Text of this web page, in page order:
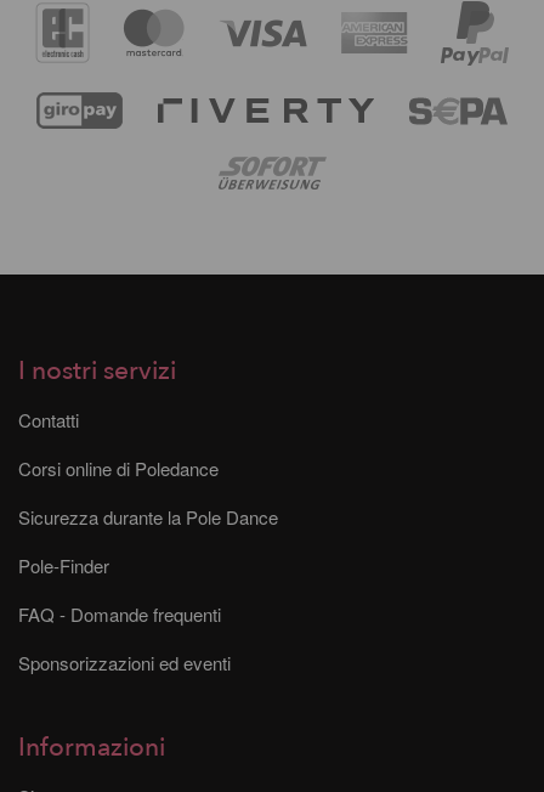
I nostri servizi
Contatti
Corsi online di Poledance
Sicurezza durante la Pole Dance
Pole-Finder
FAQ - Domande frequenti
Sponsorizzazioni ed eventi
Informazioni